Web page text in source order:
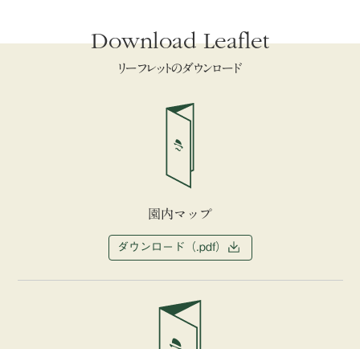
Download Leaflet
リーフレットのダウンロード
園内マップ
ダウンロード（.pdf）